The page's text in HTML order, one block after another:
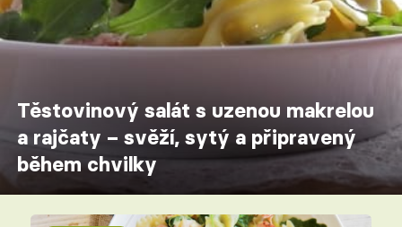
Těstovinový salát s uzenou makrelou
a rajčaty – svěží, sytý a připravený
během chvilky